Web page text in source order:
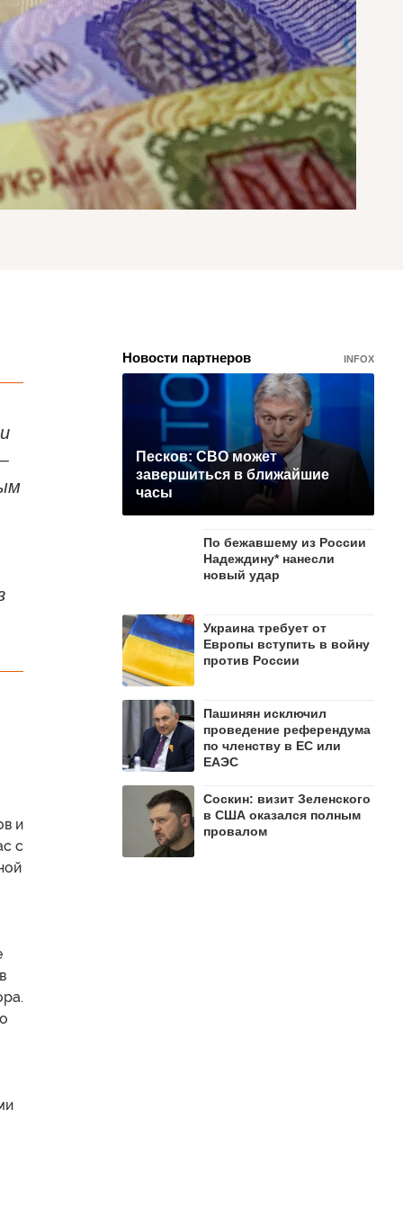
и
с
Новости партнеров INFOX
Песков: СВО может
завершиться в ближайшие
часы
По бежавшему из России
Надеждину* нанесли
новый удар
Украина требует от
Европы вступить в войну
против России
Пашинян исключил
проведение референдума
по членству в ЕС или
ЕАЭС
Соскин: визит Зеленского
в США оказался полным
провалом